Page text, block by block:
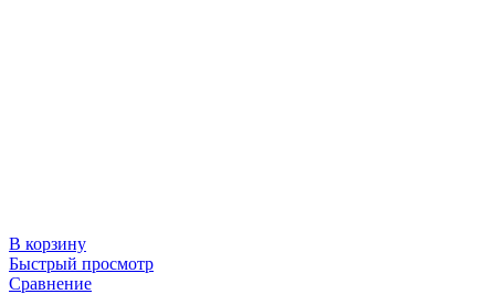
В корзину
Быстрый просмотр
Сравнение